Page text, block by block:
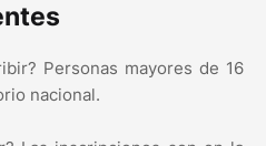
Personas mayores de 16
nacional.